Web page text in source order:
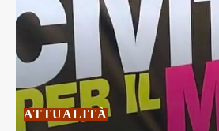
ATTUALITÀ